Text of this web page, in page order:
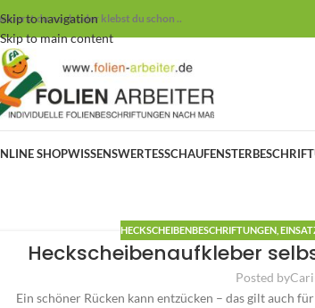
Skip to navigation
Skip to main content
du noch oder klebst du schon ..
SHOPWISSENSWERTES
HECKSCHEIBENBESCHRIFTUNGEN ,
Heckscheibenaufkleber
Posted by
Ein schöner Rücken kann entzücken – das gilt auch